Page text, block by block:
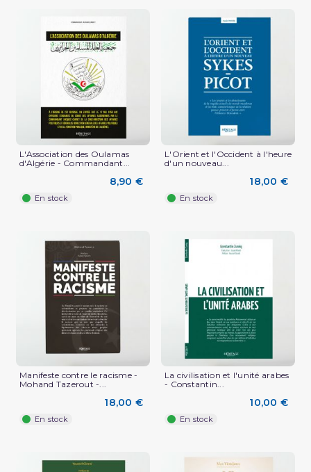
L'Association des Oulamas
d'Algérie - Commandant...
8,90 €
En stock
L'Orient et l'Occident à l'heure
d'un nouveau...
18,00 €
En stock
Manifeste contre le racisme -
Mohand Tazerout -...
18,00 €
En stock
La civilisation et l'unité arabes
- Constantin...
10,00 €
En stock